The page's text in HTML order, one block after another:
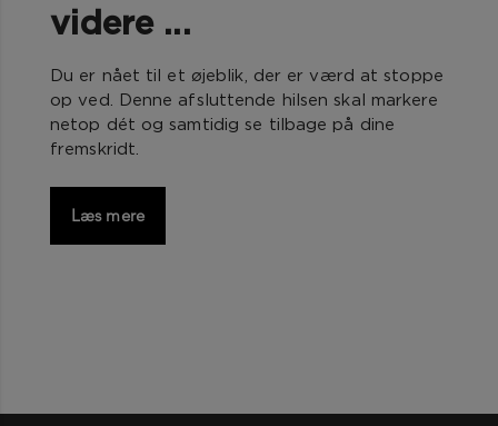
videre ...
Du er nået til et øjeblik, der er værd at stoppe
op ved. Denne afsluttende hilsen skal markere
netop dét og samtidig se tilbage på dine
fremskridt.
Læs mere